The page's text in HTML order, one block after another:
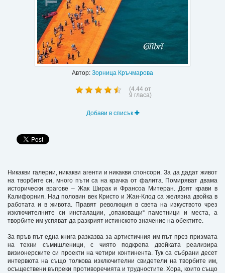
Автор: Зорница Кръчмарова
(4.44 от
9 гласа)
Добави в списък
Никакви галерии, никакви агенти и никакви спонсори. За да дадат живот
на творбите си, много пъти са на крачка от фалита. Помиряват двама
исторически врагове – Жак Ширак и Франсоа Митеран. Доят крави в
Калифорния. Над половин век Кристо и Жан-Клод са желязна двойка в
работата и в живота. Правят революция в света на изкуството чрез
изключителните си инсталации, „опаковащи“ паметници и места, а
творбите им успяват да разкрият истинското значение на обектите.
За пръв път една книга разказва за артистичния им път през призмата
на техни съмишленици, с чиято подкрепа двойката реализира
визионерските си проекти на четири континента. Тук са събрани десет
интервюта на също толкова изключителни свидетели на творбите им,
осъществени въпреки противоречията и трудностите. Хора, които също